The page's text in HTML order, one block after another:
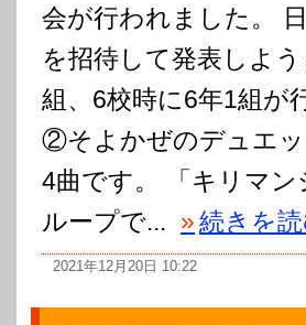
会が行われました。
を招待して発表しよ
組、6校時に6年1組
②そよかぜのデュエ
4曲です。 「キリマ
ループで... »続きを
2021年12月20日 10:22